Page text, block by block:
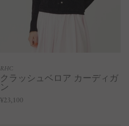
RHC
クラッシュベロア カーディガ
ン
¥23,100